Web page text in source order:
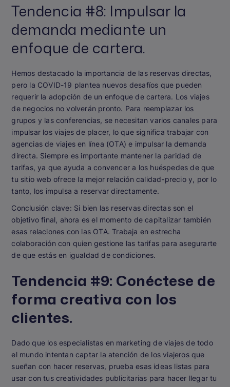
Tendencia #8: Impulsar la
demanda mediante un
enfoque de cartera.
Hemos destacado la importancia de las reservas directas,
pero la COVID-19 plantea nuevos desafíos que pueden
requerir la adopción de un enfoque de cartera. Los viajes
de negocios no volverán pronto. Para reemplazar los
grupos y las conferencias, se necesitan varios canales para
impulsar los viajes de placer, lo que significa trabajar con
agencias de viajes en línea (OTA) e impulsar la demanda
directa. Siempre es importante mantener la paridad de
tarifas, ya que ayuda a convencer a los huéspedes de que
tu sitio web ofrece la mejor relación calidad-precio y, por lo
tanto, los impulsa a reservar directamente.
Conclusión clave: Si bien las reservas directas son el
objetivo final, ahora es el momento de capitalizar también
esas relaciones con las OTA. Trabaja en estrecha
colaboración con quien gestione las tarifas para asegurarte
de que estás en igualdad de condiciones.
Tendencia #9: Conéctese de
forma creativa con los
clientes.
Dado que los especialistas en marketing de viajes de todo
el mundo intentan captar la atención de los viajeros que
sueñan con hacer reservas, prueba esas ideas listas para
usar con tus creatividades publicitarias para hacer llegar tu